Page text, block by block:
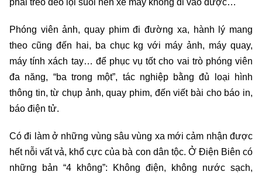
Phóng viên ảnh, quay phim đi đường xa, hành lý mang
theo cũng đến hai, ba chục kg với máy ảnh, máy quay,
máy tính xách tay… để phục vụ tốt cho vai trò phóng viên
đa năng, “ba trong một”, tác nghiệp bằng đủ loại hình
thông tin, từ chụp ảnh, quay phim, đến viết bài cho báo in,
báo điện tử.
Có đi làm ở những vùng sâu vùng xa mới cảm nhận được
hết nỗi vất vả, khổ cực của bà con dân tộc. Ở Điện Biên có
những bản “4 không”: Không điện, không nước sạch,